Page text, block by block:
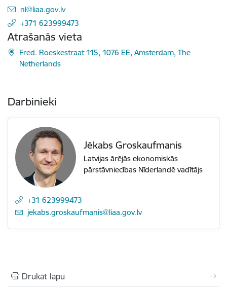
E-pasts:
nl@liaa.gov.lv
+371 623999473
Atrašanās vieta
Fred. Roeskestraat 115, 1076 EE, Amsterdam, The
Netherlands
Darbinieki
Jēkabs Groskaufmanis
Latvijas ārējās ekonomiskās
pārstāvniecības Nīderlandē vadītājs
+31 623999473
E-pasts:
jekabs.groskaufmanis@liaa.gov.lv
Drukāt lapu